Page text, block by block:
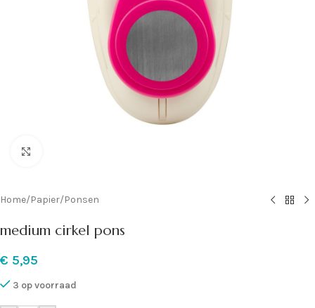
Home/Papier/Ponsen
medium cirkel pons
€ 5,95
3 op voorraad